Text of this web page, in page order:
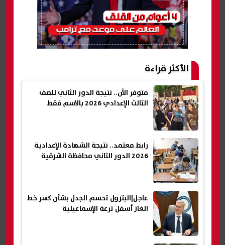
الأكثر قراءة
متوفر الآن.. نتيجة الدور الثاني للصف
الثالث الإعدادي 2026 بالاسم فقط
رابط معتمد.. نتيجة الشهادة الإعدادية
2026 الدور الثاني محافظة الشرقية
عاجل|البترول تحسم الجدل بشأن كسر خط
الغاز أسفل ترعة الإسماعيلية